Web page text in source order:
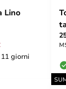
Lino
giorni